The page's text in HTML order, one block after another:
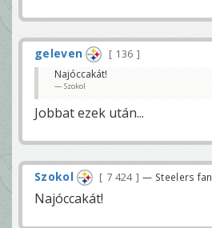
geleven
136
Najóccakát!
Szokol
Jobbat ezek után...
Szokol 7 424 — Steelers fan
Najóccakát!